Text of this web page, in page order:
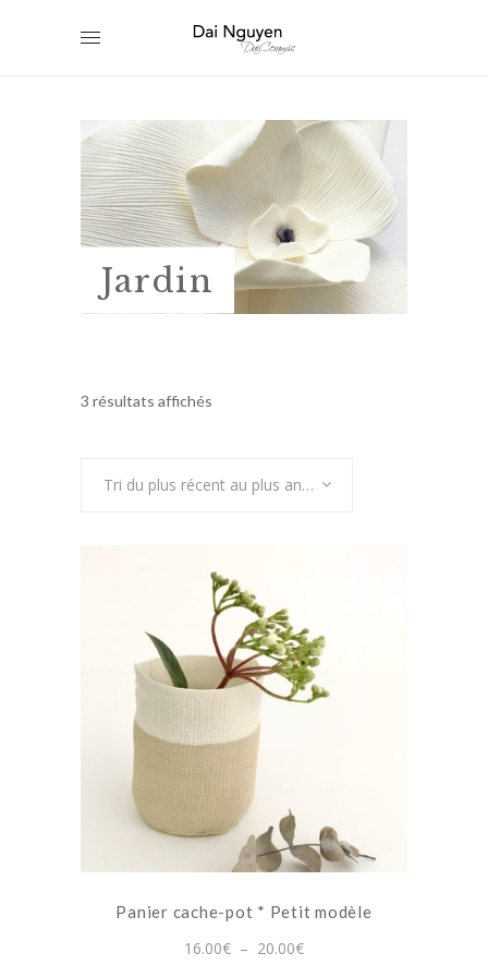
Jardin
3 résultats affichés
plus
au
plus
ancien
Tri du plus récent au plus ancien
Ce
variations.
Les
options
être
choisies
Panier cache-pot * Petit modèle
16.00€ – 20.00€Plage